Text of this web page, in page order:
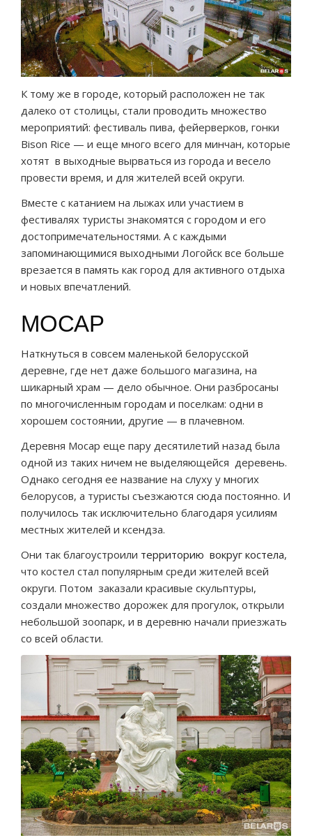
К тому же в городе, который расположен не так
далеко от столицы, стали проводить множество
мероприятий: фестиваль пива, фейерверков, гонки
Bison Rice — и еще много всего для минчан, которые
хотят в выходные вырваться из города и весело
провести время, и для жителей всей округи.
Вместе с катанием на лыжах или участием в
фестивалях туристы знакомятся с городом и его
достопримечательностями. А с каждыми
запоминающимися выходными Логойск все больше
врезается в память как город для активного отдыха
и новых впечатлений.
МОСАР
Наткнуться в совсем маленькой белорусской
деревне, где нет даже большого магазина, на
шикарный храм — дело обычное. Они разбросаны
по многочисленным городам и поселкам: одни в
хорошем состоянии, другие — в плачевном.
Деревня Мосар еще пару десятилетий назад была
одной из таких ничем не выделяющейся деревень.
Однако сегодня ее название на слуху у многих
белорусов, а туристы съезжаются сюда постоянно. И
получилось так исключительно благодаря усилиям
местных жителей и ксендза.
Они так благоустроили территорию вокруг костела,
что костел стал популярным среди жителей всей
округи. Потом заказали красивые скульптуры,
создали множество дорожек для прогулок, открыли
небольшой зоопарк, и в деревню начали приезжать
со всей области.